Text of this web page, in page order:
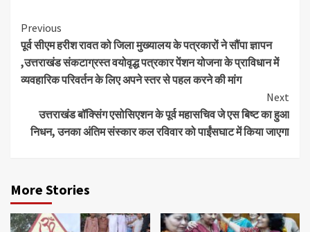
Continue
Reading
Previous
पूर्व सीएम हरीश रावत को जिला मुख्यालय के पत्रकारों ने सौंपा ज्ञापन
,उत्तराखंड संकटाग्रस्त वयोवृद्ध पत्रकार पेंशन योजना के प्राविधान में
व्यवहारिक परिवर्तन के लिए अपने स्तर से पहल करने की मांग
Next
उत्तराखंड बॉक्सिंग एसोसिएशन के पूर्व महासचिव जे एस बिष्ट का हुआ
निधन, उनका अंतिम संस्कार कल रविवार को पाईंसघाट में किया जाएगा
More Stories